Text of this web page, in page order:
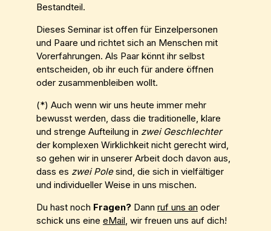
Bestandteil.
Dieses Seminar ist offen für Einzelpersonen
und Paare und richtet sich an Menschen mit
Vorerfahrungen. Als Paar könnt ihr selbst
entscheiden, ob ihr euch für andere öffnen
oder zusammenbleiben wollt.
(*) Auch wenn wir uns heute immer mehr
bewusst werden, dass die traditionelle, klare
und strenge Aufteilung in zwei Geschlechter
der komplexen Wirklichkeit nicht gerecht wird,
so gehen wir in unserer Arbeit doch davon aus,
dass es zwei Polesind, die sich in vielfältiger
und individueller Weise in uns mischen.
Du hast noch Fragen? Dann ruf uns an oder
schick uns eine eMail , wir freuen uns auf dich!